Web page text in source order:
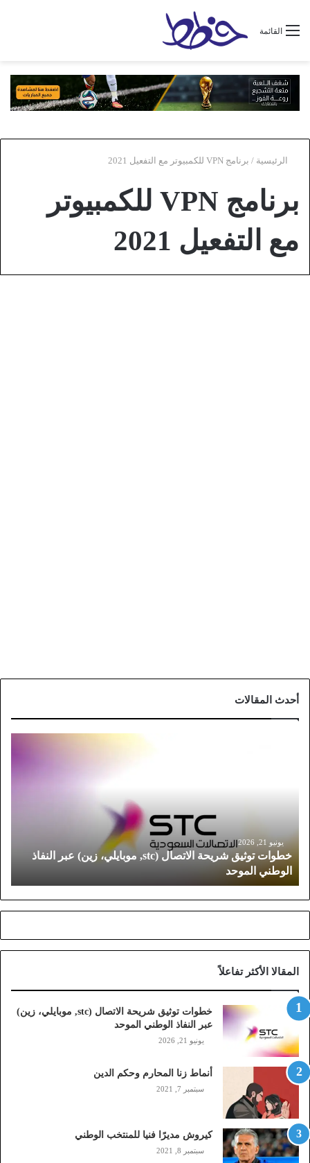
القائمة
الرئيسية / برنامج VPN للكمبيوتر مع التفعيل 2021
برنامج VPN للكمبيوتر
مع التفعيل 2021
أحدث المقالات
و
ش
ر
ل
ا
ت
ص
ل
(
s
,
م
و
يونيو 21, 2026
خطوات توثيق شريحة الاتصال (stc, موبايلي، زين) عبر النفاذ
الوطني الموحد
المقالا الأكثر تفاعلاً
خطوات توثيق شريحة الاتصال (stc, موبايلي، زين)
عبر النفاذ الوطني الموحد
يونيو 21, 2026
أنماط زنا المحارم وحكم الدين
سبتمبر 7, 2021
كيروش مديرًا فنيا للمنتخب الوطني
سبتمبر 8, 2021